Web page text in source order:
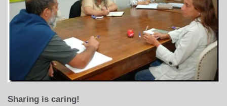
Sharing is caring!